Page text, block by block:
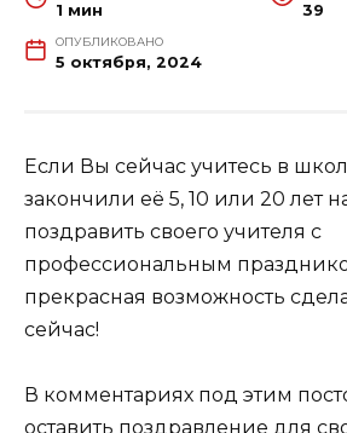
1 мин 39
ОПУБЛИКОВАНО
5 октября, 2024
Если Вы сейчас учитесь в
закончили её 5, 10 или 20 лет
поздравить своего учителя с
профессиональным
прекрасная возможность
сейчас!
В комментариях под этим
оставить поздравление для